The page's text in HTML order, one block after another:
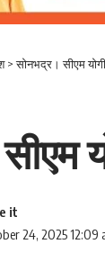
>सोनभद्र। सीएम
24, 2025 12:09